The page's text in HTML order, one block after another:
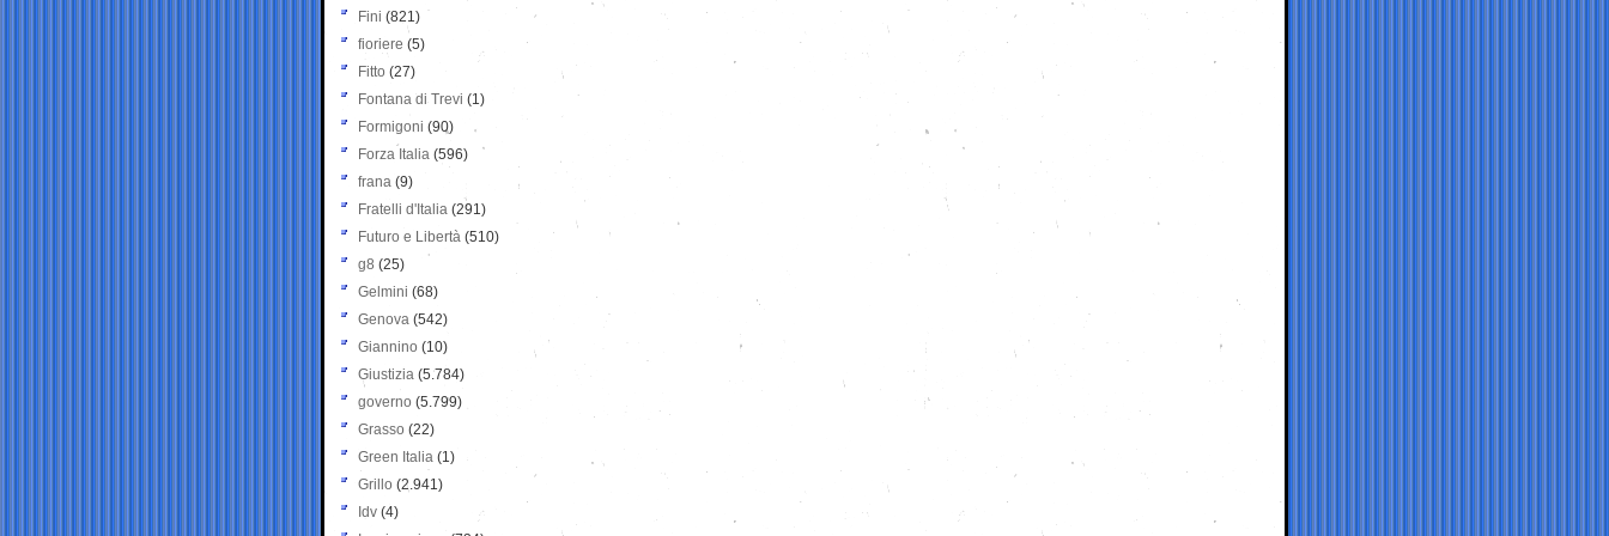
Fini (821)
fioriere (5)
Fitto (27)
Fontana di Trevi (1)
Formigoni (90)
Forza Italia (596)
frana (9)
Fratelli d'Italia (291)
Futuro e Libertà (510)
g8 (25)
Gelmini (68)
Genova (542)
Giannino (10)
Giustizia (5.784)
governo (5.799)
Grasso (22)
Green Italia (1)
Grillo (2.941)
Idv (4)